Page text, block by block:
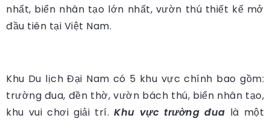
nhất, biển nhân tạo lớn nhất, vườn thú thiết kế mở
đầu tiên tại Việt Nam.
Khu Du lịch Đại Nam có 5 khu vực chính bao gồm:
trường đua, đền thờ, vườn bách thú, biển nhân tạo,
khu vui chơi giải trí. Khu vực trường đua là một